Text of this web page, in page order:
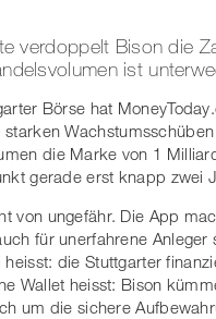
verdoppelt Bison die
ist
Börse hat
starken
die Marke von 1
gerade erst knapp zwei
von ungefähr. Die App
für unerfahrene
die Stuttgarter
Wallet heisst: Bison
um die sichere